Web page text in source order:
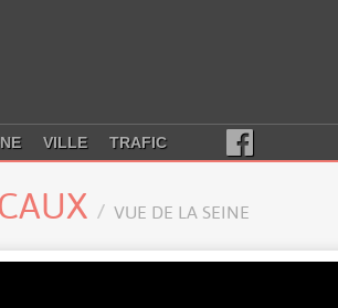
VILLE TRAFIC
VUE DE LA SEINE